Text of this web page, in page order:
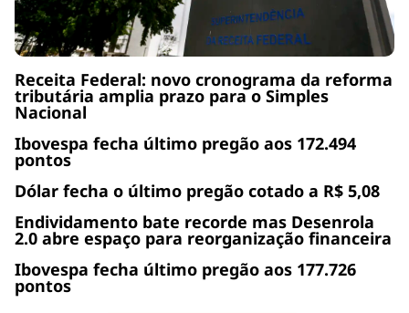
Receita Federal: novo cronograma da reforma
tributária amplia prazo para o Simples
Nacional
Ibovespa fecha último pregão aos 172.494
pontos
Dólar fecha o último pregão cotado a R$ 5,08
Endividamento bate recorde mas Desenrola
2.0 abre espaço para reorganização financeira
Ibovespa fecha último pregão aos 177.726
pontos